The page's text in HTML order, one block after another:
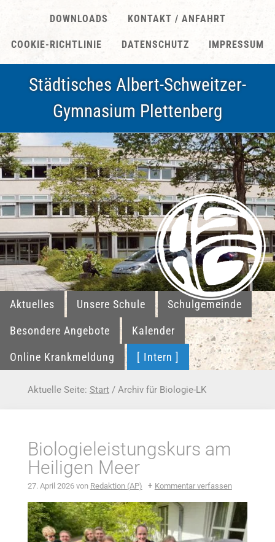
DOWNLOADS KONTAKT / ANFAHRT
COOKIE-RICHTLINIE DATENSCHUTZ IMPRESSUM
Städtisches Albert-Schweitzer-
Gymnasium Plettenberg
Aktuelles Unsere Schule Schulgemeinde
Besondere Angebote Kalender
Online Krankmeldung [ Intern ]
Aktuelle Seite: Start /Archiv für Biologie-LK
Biologieleistungskurs am
Heiligen Meer
27. April 2026von Redaktion (AP) Kommentar verfassen